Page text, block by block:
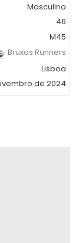
Masculino
46
M45
Bruxos Runners
Lisboa
de 2024